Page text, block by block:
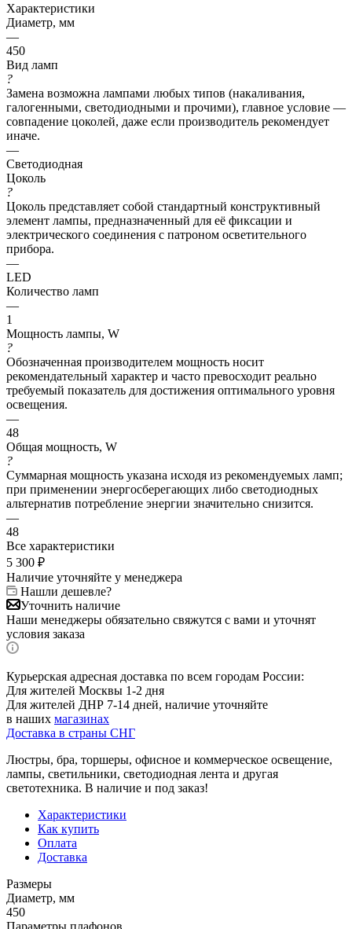
Характеристики
Диаметр, мм
—
450
Вид ламп
?
Замена возможна лампами любых типов (накаливания,
галогенными, светодиодными и прочими), главное условие —
совпадение цоколей, даже если производитель рекомендует
иначе.
—
Светодиодная
Цоколь
?
Цоколь представляет собой стандартный конструктивный
элемент лампы, предназначенный для её фиксации и
электрического соединения с патроном осветительного
прибора.
—
LED
Количество ламп
—
1
Мощность лампы, W
?
Обозначенная производителем мощность носит
рекомендательный характер и часто превосходит реально
требуемый показатель для достижения оптимального уровня
освещения.
—
48
Общая мощность, W
?
Суммарная мощность указана исходя из рекомендуемых ламп;
при применении энергосберегающих либо светодиодных
альтернатив потребление энергии значительно снизится.
—
48
Все характеристики
5 300 ₽
Наличие уточняйте у менеджера
Нашли дешевле?
Уточнить наличие
Наши менеджеры обязательно свяжутся с вами и уточнят
условия заказа
Курьерская адресная доставка по всем городам России:
Для жителей Москвы 1-2 дня
Для жителей ДНР 7-14 дней, наличие уточняйте
в наших магазинах
Доставка в страны СНГ
Люстры, бра, торшеры, офисное и коммерческое освещение,
лампы, светильники, светодиодная лента и другая
светотехника. В наличие и под заказ!
Характеристики
Как купить
Оплата
Доставка
Размеры
Диаметр, мм
450
Параметры плафонов